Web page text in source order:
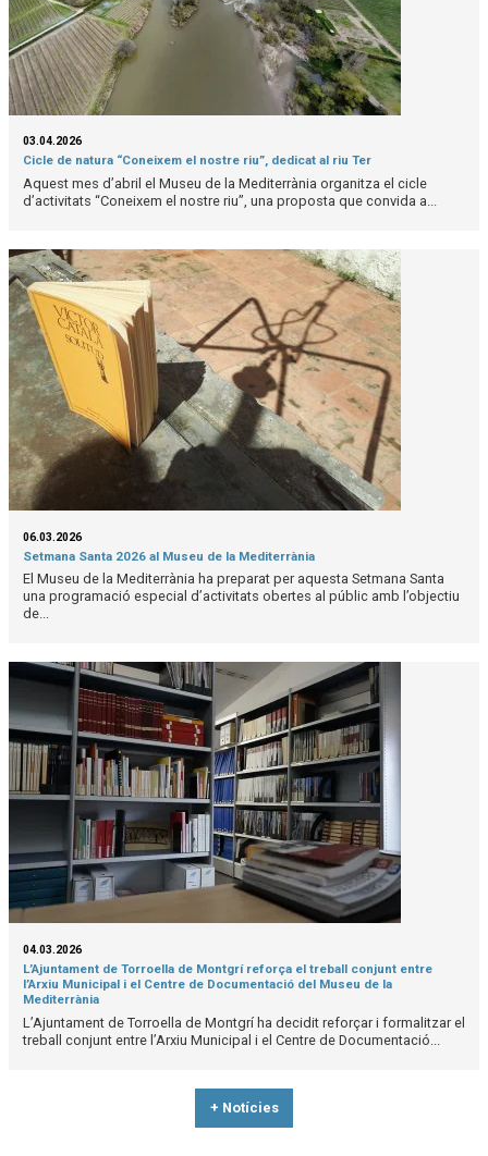
03.04.2026
Cicle de natura “Coneixem el nostre riu”, dedicat al riu Ter
Aquest mes d’abril el Museu de la Mediterrània organitza el cicle
d’activitats “Coneixem el nostre riu”, una proposta que convida a...
06.03.2026
Setmana Santa 2026 al Museu de la Mediterrània
El Museu de la Mediterrània ha preparat per aquesta Setmana Santa
una programació especial d’activitats obertes al públic amb l’objectiu
de...
04.03.2026
L’Ajuntament de Torroella de Montgrí reforça el treball conjunt entre
l’Arxiu Municipal i el Centre de Documentació del Museu de la
Mediterrània
L’Ajuntament de Torroella de Montgrí ha decidit reforçar i formalitzar el
treball conjunt entre l’Arxiu Municipal i el Centre de Documentació...
+ Notícies